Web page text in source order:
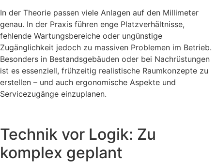
In der Theorie passen viele Anlagen auf den Millimeter
genau. In der Praxis führen enge Platzverhältnisse,
fehlende Wartungsbereiche oder ungünstige
Zugänglichkeit jedoch zu massiven Problemen im Betrieb.
Besonders in Bestandsgebäuden oder bei Nachrüstungen
ist es essenziell, frühzeitig realistische Raumkonzepte zu
erstellen – und auch ergonomische Aspekte und
Servicezugänge einzuplanen.
Technik vor Logik: Zu
komplex geplant